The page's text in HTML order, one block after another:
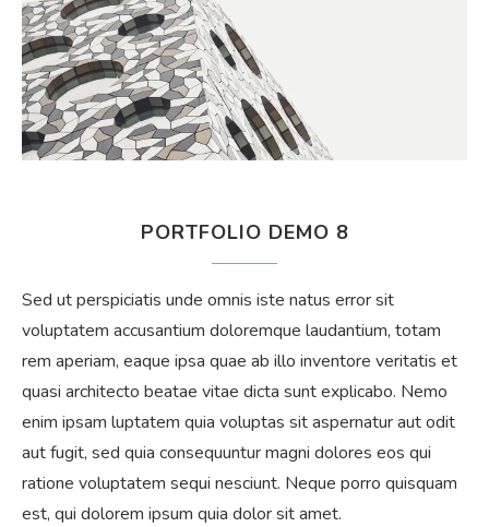
PORTFOLIO DEMO 8
Sed ut perspiciatis unde omnis iste natus error sit
voluptatem accusantium doloremque laudantium, totam
rem aperiam, eaque ipsa quae ab illo inventore veritatis et
quasi architecto beatae vitae dicta sunt explicabo. Nemo
enim ipsam luptatem quia voluptas sit aspernatur aut odit
aut fugit, sed quia consequuntur magni dolores eos qui
ratione voluptatem sequi nesciunt. Neque porro quisquam
est, qui dolorem ipsum quia dolor sit amet.